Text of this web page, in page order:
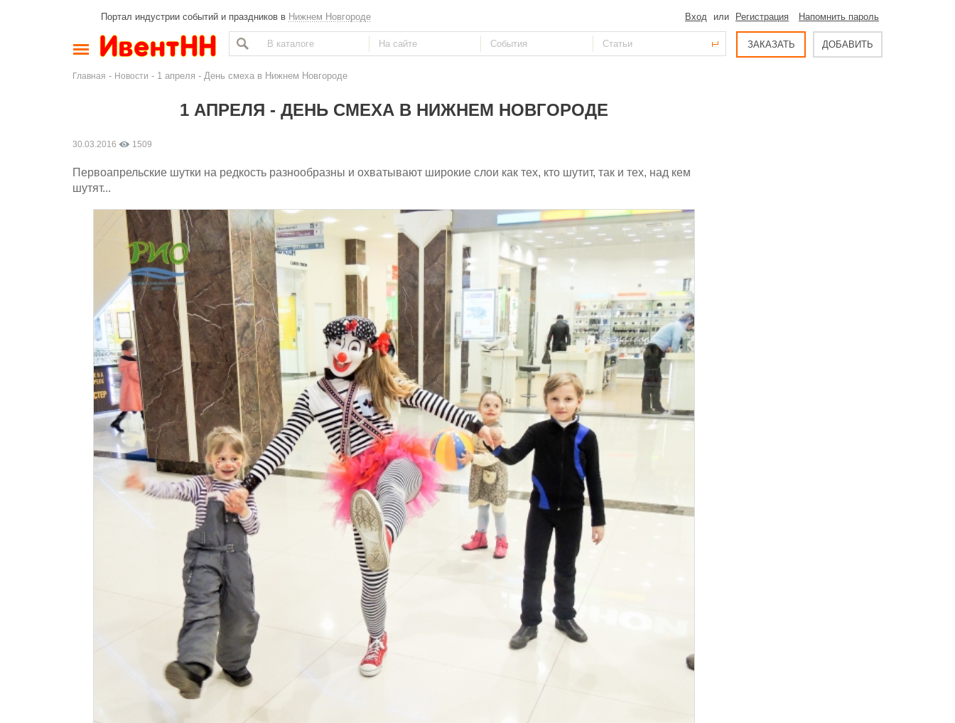
Портал индустрии событий и праздников в Нижнем Новгороде Вход или Регистрация Напомнить пароль
ЗАКАЗАТЬ ДОБАВИТЬ
Главная - Новости - 1 апреля - День смеха в Нижнем Новгороде
1 АПРЕЛЯ - ДЕНЬ СМЕХА В НИЖНЕМ НОВГОРОДЕ
30.03.2016 1509
Первоапрельские шутки на редкость разнообразны и охватывают широкие слои как тех, кто шутит, так и тех, над кем
шутят...